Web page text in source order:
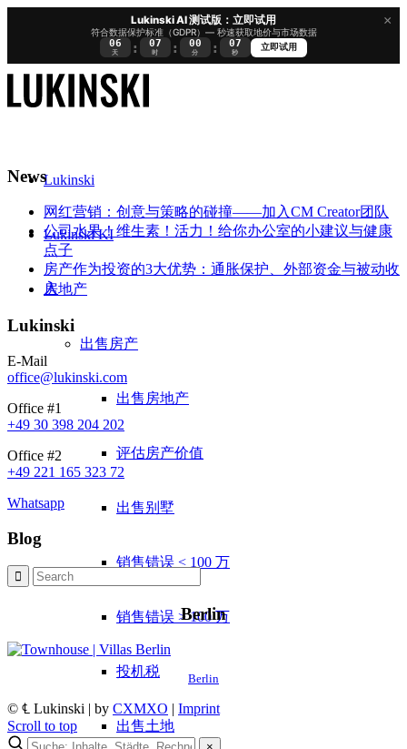
×
Lukinski AI 测试版：立即试用
符合数据保护标准（GDPR）— 秒速获取地价与市场数据
06
天 : 07
时 : 00
分 : 06
秒
立即试用
Lukinski
Lukinski KI
房地产
出售房产
出售房地产
评估房产价值
出售别墅
销售错误 < 100 万
销售错误 > 100 万
投机税
出售土地
News
网红营销：创意与策略的碰撞——加入CM Creator团队
公司水果！维生素！活力！给你办公室的小建议与健康
点子
房产作为投资的3大优势：通胀保护、外部资金与被动收
入
Lukinski
E-Mail
office@lukinski.com
Office #1
+49 30 398 204 202
Office #2
+49 221 165 323 72
Whatsapp
Blog
Berlin
Berlin
© ℄ Lukinski | by CXMXO | Imprint
Scroll to top